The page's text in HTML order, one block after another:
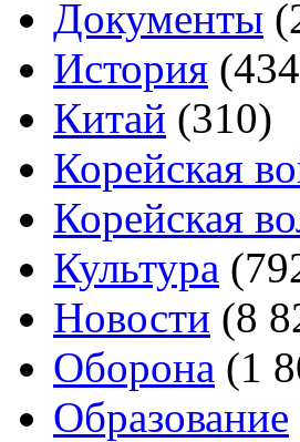
Документы
История
Китай (310)
Корейская
Корейская
Культура
Новости (8
Оборона (1
Образование